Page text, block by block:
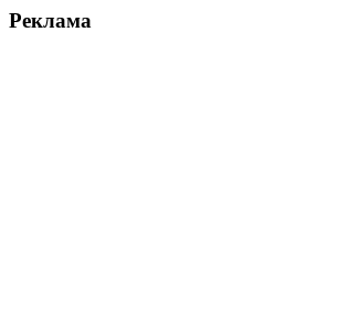
Реклама